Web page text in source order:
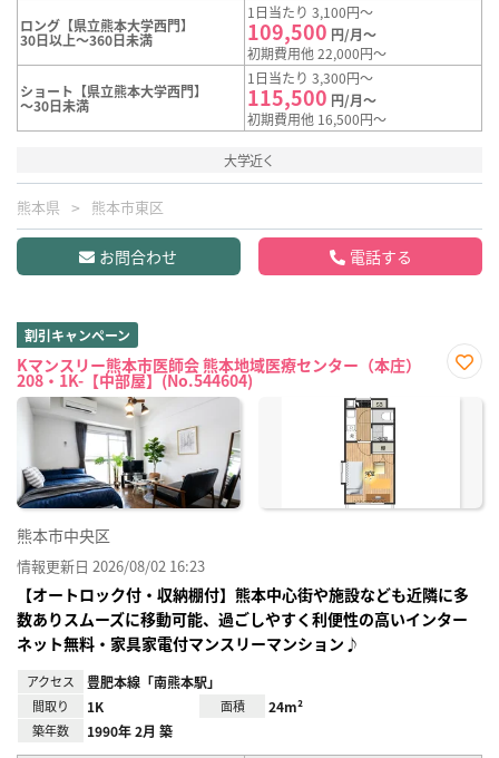
ロング【県立熊本大学西門】
30日以上～360日未満
1日当たり 3,100円～
109,500 円/月～
初期費用他 22,000円～
ショート【県立熊本大学西門】
～30日未満
1日当たり 3,300円～
115,500 円/月～
初期費用他 16,500円～
大学近く
熊本県 熊本市東区
お問合わせ 電話する
割引キャンペーン
Kマンスリー熊本市医師会 熊本地域医療センター（本庄）
208・1K-【中部屋】(No.544604)
に入
熊本市中央区
情報更新日 2026/08/02 16:23
【オートロック付・収納棚付】熊本中心街や施設なども近隣に多
数ありスムーズに移動可能、過ごしやすく利便性の高いインター
ネット無料・家具家電付マンスリーマンション♪
アクセス 豊肥本線「南熊本駅」
間取り 1K 面積 24m²
築年数 1990年 2月 築